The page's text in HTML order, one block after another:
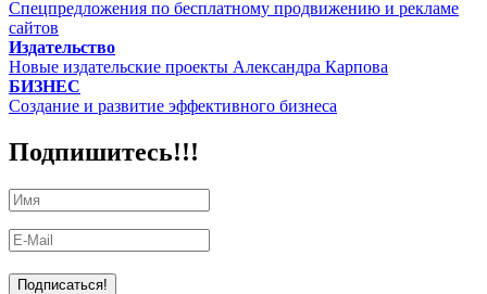
Спецпредложения по бесплатному продвижению и рекламе
сайтов
Издательство
Новые издательские проекты Александра Карпова
БИЗНЕС
Создание и развитие эффективного бизнеса
Подпишитесь!!!